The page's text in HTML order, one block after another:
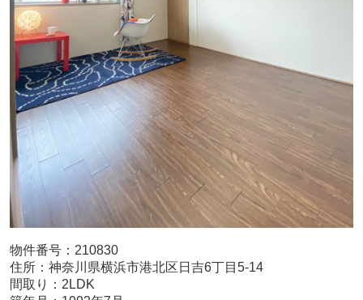
物件番号：210830
住所：神奈川県横浜市港北区日吉6丁目5-14
間取り：2LDK